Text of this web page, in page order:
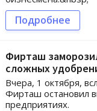
Подробнее
Фирташ
сложных
Вчера, 1 октября,
Фирташ остановил
предприятиях.